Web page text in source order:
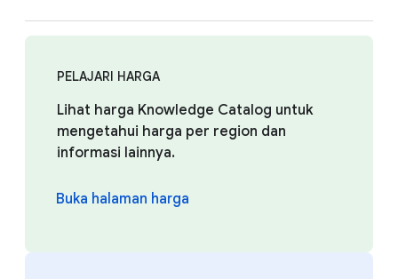
PELAJARI HARGA
Lihat harga Knowledge Catalog untuk
mengetahui harga per region dan
informasi lainnya.
Buka halaman harga